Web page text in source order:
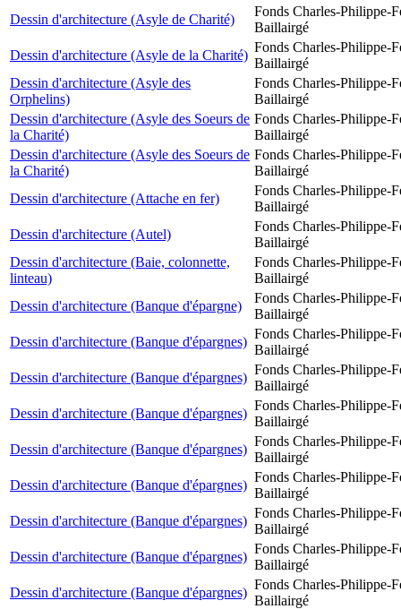
Dessin d'architecture (Asyle de Charité)
Fonds Charles-Philippe-
Baillairgé
Dessin d'architecture (Asyle de la Charité)
Fonds Charles-Philippe-
Baillairgé
Dessin d'architecture (Asyle des
Orphelins)
Fonds Charles-Philippe-
Baillairgé
Dessin d'architecture (Asyle des Soeurs de
la Charité)
Fonds Charles-Philippe-
Baillairgé
Dessin d'architecture (Asyle des Soeurs de
la Charité)
Fonds Charles-Philippe-
Baillairgé
Dessin d'architecture (Attache en fer)
Fonds Charles-Philippe-
Baillairgé
Dessin d'architecture (Autel)
Fonds Charles-Philippe-
Baillairgé
Dessin d'architecture (Baie, colonnette,
linteau)
Fonds Charles-Philippe-
Baillairgé
Dessin d'architecture (Banque d'épargne)
Fonds Charles-Philippe-
Baillairgé
Dessin d'architecture (Banque d'épargnes)
Fonds Charles-Philippe-
Baillairgé
Dessin d'architecture (Banque d'épargnes)
Fonds Charles-Philippe-
Baillairgé
Dessin d'architecture (Banque d'épargnes)
Fonds Charles-Philippe-
Baillairgé
Dessin d'architecture (Banque d'épargnes)
Fonds Charles-Philippe-
Baillairgé
Dessin d'architecture (Banque d'épargnes)
Fonds Charles-Philippe-
Baillairgé
Dessin d'architecture (Banque d'épargnes)
Fonds Charles-Philippe-
Baillairgé
Dessin d'architecture (Banque d'épargnes)
Fonds Charles-Philippe-
Baillairgé
Dessin d'architecture (Banque d'épargnes)
Fonds Charles-Philippe-
Baillairgé